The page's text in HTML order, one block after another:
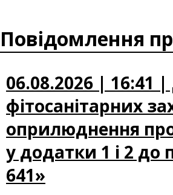
Повідомлення
06.08.2026 | 16:41
фітосанітарних
оприлюднення
у додатки 1 і 2 до
641»